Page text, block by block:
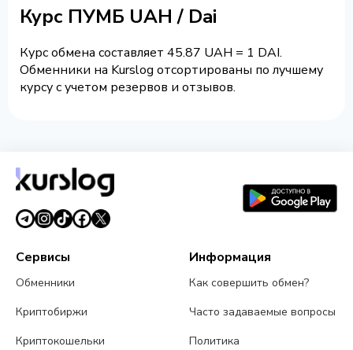
Курс ПУМБ UAH / Dai
Курс обмена составляет 45.87 UAH = 1 DAI.
Обменники на Kurslog отсортированы по лучшему
курсу с учетом резервов и отзывов.
Сервисы
Обменники
Криптобиржи
Криптокошельки
Информация
Как совершить обмен?
Часто задаваемые вопросы
Политика